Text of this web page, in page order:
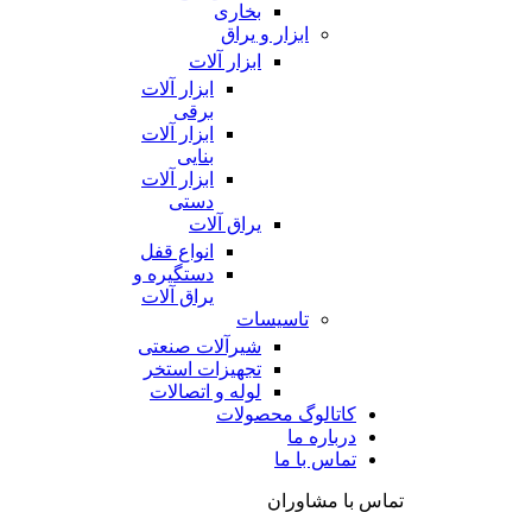
بخاری
ابزار و یراق
ابزار آلات
ابزار آلات
برقی
ابزار آلات
بنایی
ابزار آلات
دستی
یراق آلات
انواع قفل
دستگیره و
یراق آلات
تاسیسات
شیرآلات صنعتی
تجهیزات استخر
لوله و اتصالات
کاتالوگ محصولات
درباره ما
تماس با ما
تماس با مشاوران